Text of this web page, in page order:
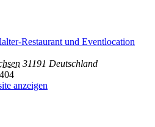
Restaurant und Eventlocation
31191 Deutschland
anzeigen